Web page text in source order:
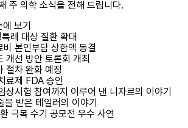
주 의학 소식을 전해 드립니다.
보기
례 대상 질환 확대
본인부담 상한액 동결
개선 방안 토론회 개최
절차 완화 예정
료제 FDA 승인
상시험 참여까지 이루어 낸 니자르의 이야기
을 받은 테일러의 이야기
극복 수기 공모전 우수 사연